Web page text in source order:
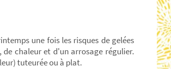
une fois les risques de gelées
chaleur et d'un arrosage régulier.
tuteurée ou à plat.